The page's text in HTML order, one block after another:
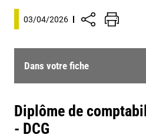
03/04/2026
Dans votre fiche
Diplôme de
- DCG